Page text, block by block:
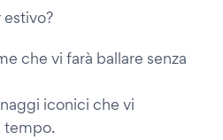
che vi farà ballare senza
iconici che vi
tempo.